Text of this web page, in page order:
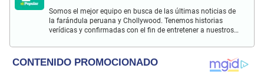
Somos el mejor equipo en busca de las últimas noticias de
la farándula peruana y Chollywood. Tenemos historias
verídicas y confirmadas con el fin de entretener a nuestros